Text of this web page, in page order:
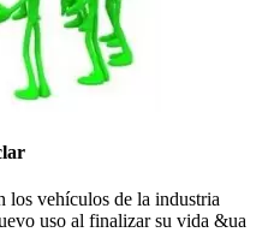
los vehículos de la industria
uso al finalizar su vida &ua